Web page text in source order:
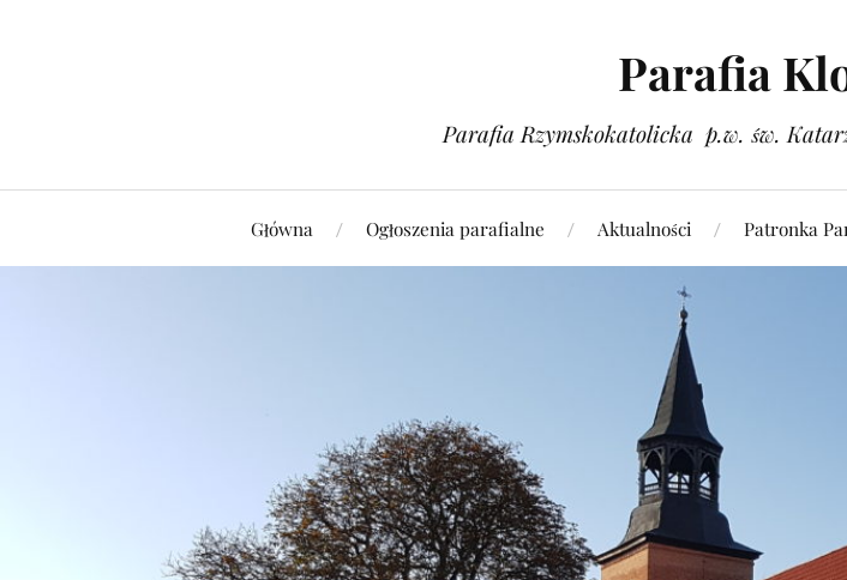
Parafia
Parafia Rzymskokatolicka p.w. św.
Główna Ogłoszenia parafialne Aktualności Patronka